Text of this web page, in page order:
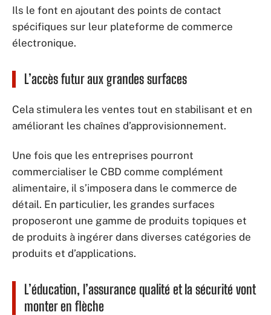
Ils le font en ajoutant des points de contact
spécifiques sur leur plateforme de commerce
électronique.
L’accès futur aux grandes surfaces
Cela stimulera les ventes tout en stabilisant et en
améliorant les chaînes d’approvisionnement.
Une fois que les entreprises pourront
commercialiser le CBD comme complément
alimentaire, il s’imposera dans le commerce de
détail. En particulier, les grandes surfaces
proposeront une gamme de produits topiques et
de produits à ingérer dans diverses catégories de
produits et d’applications.
L’éducation, l’assurance qualité et la sécurité vont
monter en flèche